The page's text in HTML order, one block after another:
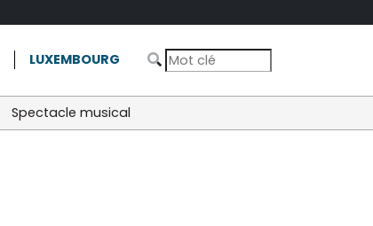
LUXEMBOURG
Spectacle musical